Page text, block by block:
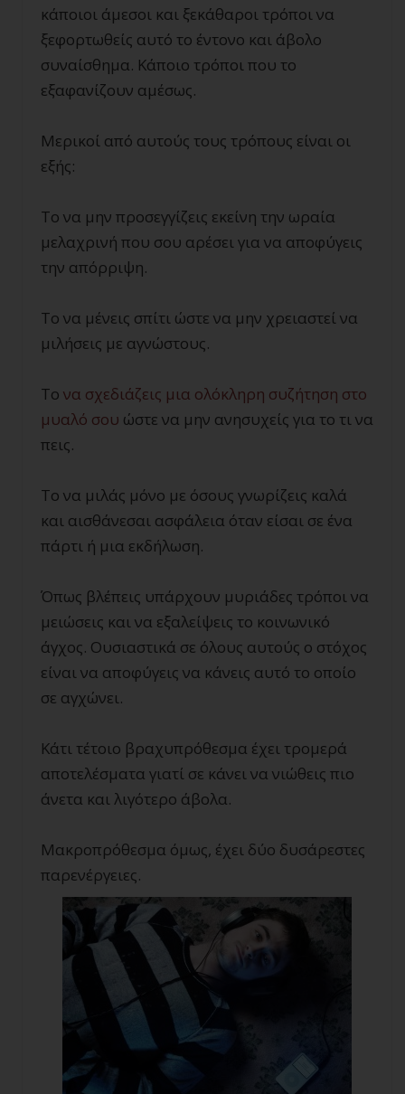
κάποιοι άμεσοι και ξεκάθαροι τρόποι να
ξεφορτωθείς αυτό το έντονο και άβολο
συναίσθημα. Κάποιο τρόποι που το
εξαφανίζουν αμέσως.
Μερικοί από αυτούς τους τρόπους είναι οι
εξής:
Το να μην προσεγγίζεις εκείνη την ωραία
μελαχρινή που σου αρέσει για να αποφύγεις
την απόρριψη.
Το να μένεις σπίτι ώστε να μην χρειαστεί να
μιλήσεις με αγνώστους.
Το να σχεδιάζεις μια ολόκληρη συζήτηση στο
μυαλό σου ώστε να μην ανησυχείς για το τι να
πεις.
Το να μιλάς μόνο με όσους γνωρίζεις καλά
και αισθάνεσαι ασφάλεια όταν είσαι σε ένα
πάρτι ή μια εκδήλωση.
Όπως βλέπεις υπάρχουν μυριάδες τρόποι να
μειώσεις και να εξαλείψεις το κοινωνικό
άγχος. Ουσιαστικά σε όλους αυτούς ο στόχος
είναι να αποφύγεις να κάνεις αυτό το οποίο
σε αγχώνει.
Κάτι τέτοιο βραχυπρόθεσμα έχει τρομερά
αποτελέσματα γιατί σε κάνει να νιώθεις πιο
άνετα και λιγότερο άβολα.
Μακροπρόθεσμα όμως, έχει δύο δυσάρεστες
παρενέργειες.